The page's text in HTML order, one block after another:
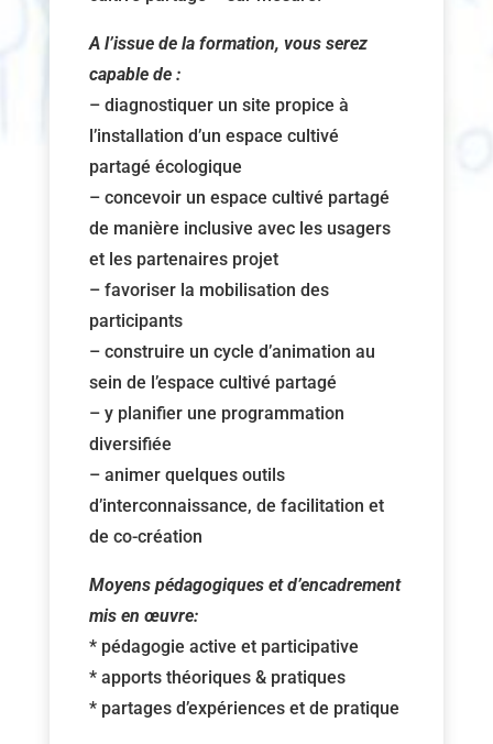
A l’issue de la formation, vous serez
capable de :
– diagnostiquer un site propice à
l’installation d’un espace cultivé
partagé écologique
– concevoir un espace cultivé partagé
de manière inclusive avec les usagers
et les partenaires projet
– favoriser la mobilisation des
participants
– construire un cycle d’animation au
sein de l’espace cultivé partagé
– y planifier une programmation
diversifiée
– animer quelques outils
d’interconnaissance, de facilitation et
de co-création
Moyens pédagogiques et d’encadrement
mis en œuvre:
* pédagogie active et participative
* apports théoriques & pratiques
* partages d’expériences et de pratique